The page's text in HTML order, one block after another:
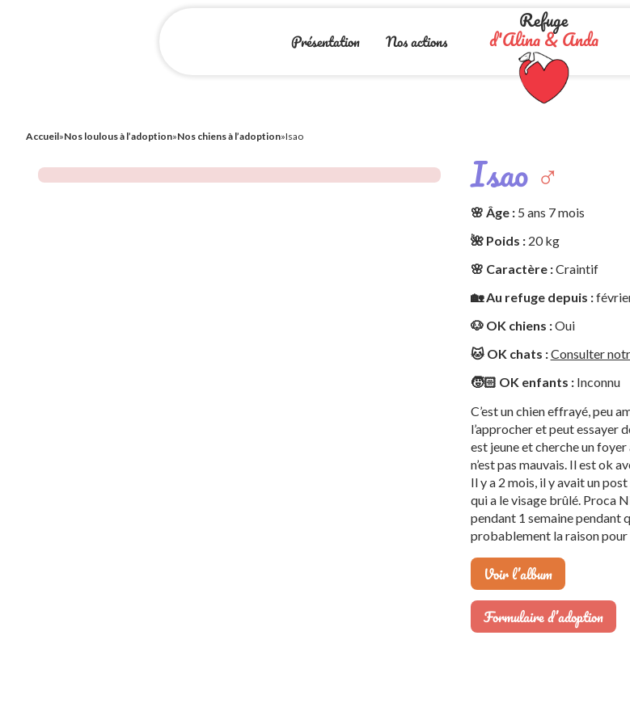
Refuge
d'Alina & Anda
Présentation Nos actions
Accueil»Nos loulous à l’adoption»Nos chiens à l’adoption»Isao
Isao ♂️
🌸 Âge :5 ans 7 mois
🌺 Poids :20 kg
🌸 Caractère :Craintif
🏡 Au refuge depuis :
🐶 OK chiens :Oui
🐱 OK chats :Consulter
🧒🏻 OK enfants :Inconnu
C’est un chien effrayé, peu
l’approcher et peut essayer
est jeune et cherche un
n’est pas mauvais. Il est ok
Il y a 2 mois, il y avait un
qui a le visage brûlé. Proca
pendant 1 semaine pendant
probablement la raison pour
Voir l’album
Formulaire d’adoption